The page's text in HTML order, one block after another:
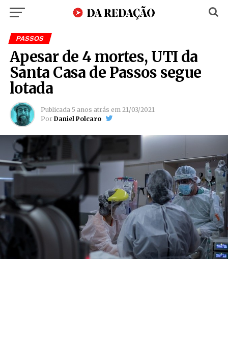
PASSOS
Apesar de 4 mortes, UTI da
Santa Casa de Passos segue
lotada
Publicada 5 anos atrás em 21/03/2021
Por Daniel Polcaro